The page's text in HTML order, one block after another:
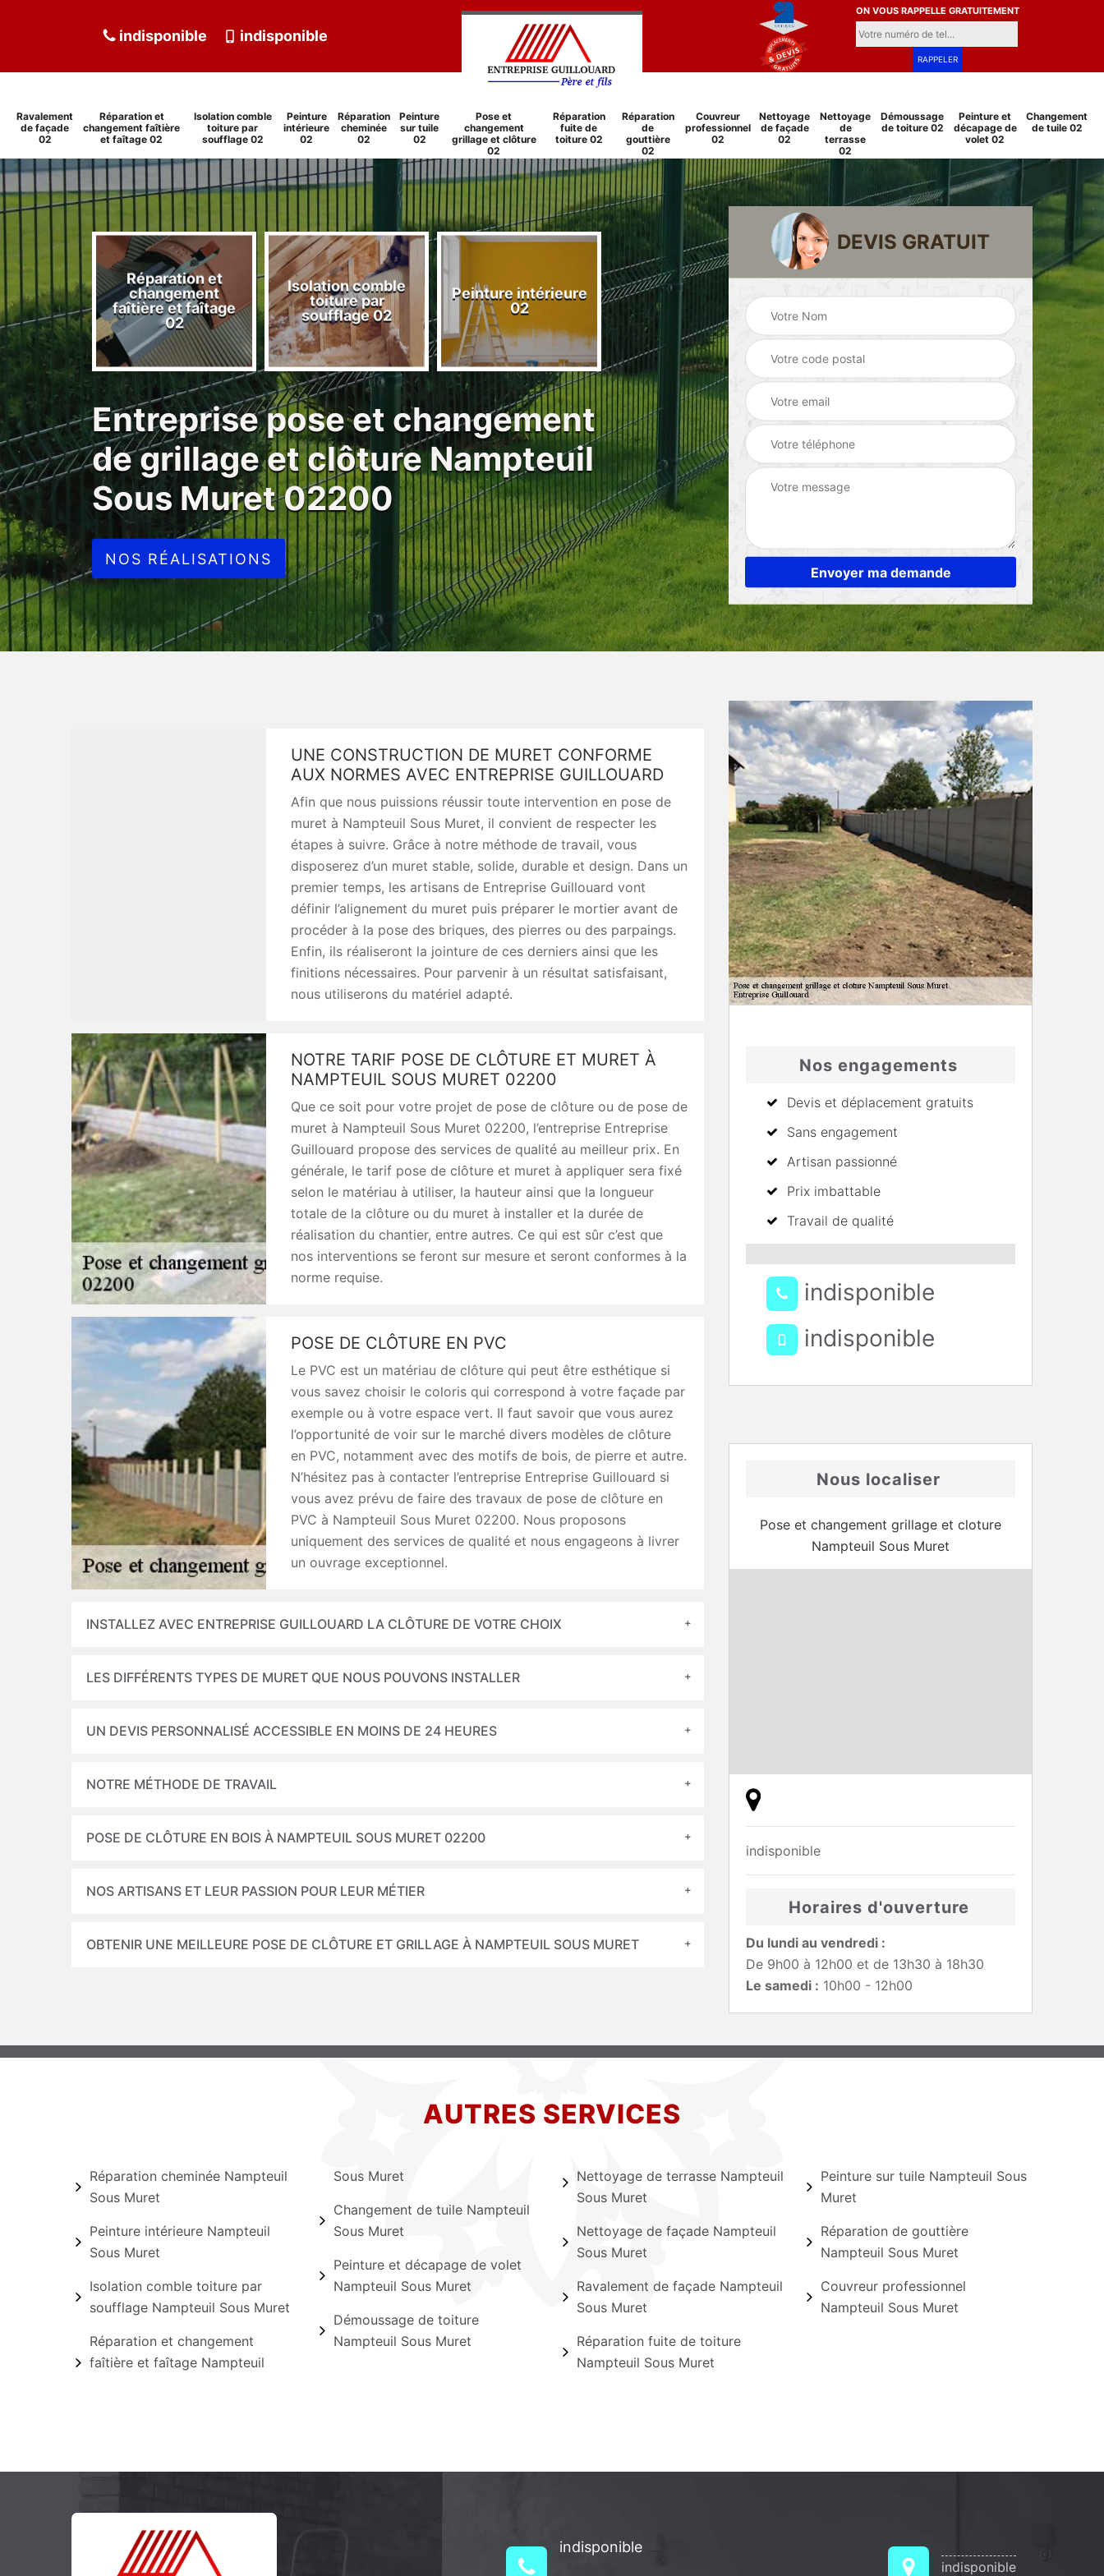
indisponible indisponible
ON VOUS RAPPELLE GRATUITEMENT
Ravalement
de façade
02
Réparation et
changement faîtière
et faîtage 02
Isolation comble
toiture par
soufflage 02
Peinture
intérieure
02
Réparation
cheminée
02
Peinture
sur tuile
02
Pose et
changement
grillage et clôture
02
Réparation
fuite de
toiture 02
Réparation
de
gouttière
02
Couvreur
professionnel
02
Nettoyage
de façade
02
Nettoyage
de
terrasse
02
Démoussage
de toiture 02
Peinture et
décapage de
volet 02
Changement
de tuile 02
de
02
Réparation et
changement
faîtière et faîtage
02
Isolation comble
toiture par
soufflage 02
Peinture intérieure
02
Réparation
cheminée 02
Peinture sur tuile
Pose et
changement
grillage et clôture
02
Entreprise pose et changement
de grillage et clôture Nampteuil
Sous Muret 02200
NOS RÉALISATIONS
DEVIS GRATUIT
UNE CONSTRUCTION DE MURET CONFORME
AUX NORMES AVEC ENTREPRISE GUILLOUARD
Afin que nous puissions réussir toute intervention en pose de
muret à Nampteuil Sous Muret, il convient de respecter les
étapes à suivre. Grâce à notre méthode de travail, vous
disposerez d’un muret stable, solide, durable et design. Dans un
premier temps, les artisans de Entreprise Guillouard vont
définir l’alignement du muret puis préparer le mortier avant de
procéder à la pose des briques, des pierres ou des parpaings.
Enfin, ils réaliseront la jointure de ces derniers ainsi que les
finitions nécessaires. Pour parvenir à un résultat satisfaisant,
nous utiliserons du matériel adapté.
NOTRE TARIF POSE DE CLÔTURE ET MURET À
NAMPTEUIL SOUS MURET 02200
Que ce soit pour votre projet de pose de clôture ou de pose de
muret à Nampteuil Sous Muret 02200, l’entreprise Entreprise
Guillouard propose des services de qualité au meilleur prix. En
générale, le tarif pose de clôture et muret à appliquer sera fixé
selon le matériau à utiliser, la hauteur ainsi que la longueur
totale de la clôture ou du muret à installer et la durée de
réalisation du chantier, entre autres. Ce qui est sûr c’est que
nos interventions se feront sur mesure et seront conformes à la
norme requise.
POSE DE CLÔTURE EN PVC
Le PVC est un matériau de clôture qui peut être esthétique si
vous savez choisir le coloris qui correspond à votre façade par
exemple ou à votre espace vert. Il faut savoir que vous aurez
l’opportunité de voir sur le marché divers modèles de clôture
en PVC, notamment avec des motifs de bois, de pierre et autre.
N’hésitez pas à contacter l’entreprise Entreprise Guillouard si
vous avez prévu de faire des travaux de pose de clôture en
PVC à Nampteuil Sous Muret 02200. Nous proposons
uniquement des services de qualité et nous engageons à livrer
un ouvrage exceptionnel.
INSTALLEZ AVEC ENTREPRISE GUILLOUARD LA CLÔTURE DE VOTRE CHOIX
LES DIFFÉRENTS TYPES DE MURET QUE NOUS POUVONS INSTALLER
UN DEVIS PERSONNALISÉ ACCESSIBLE EN MOINS DE 24 HEURES
NOTRE MÉTHODE DE TRAVAIL
POSE DE CLÔTURE EN BOIS À NAMPTEUIL SOUS MURET 02200
NOS ARTISANS ET LEUR PASSION POUR LEUR MÉTIER
OBTENIR UNE MEILLEURE POSE DE CLÔTURE ET GRILLAGE À NAMPTEUIL SOUS MURET
Nos engagements
Devis et déplacement gratuits
Sans engagement
Artisan passionné
Prix imbattable
Travail de qualité
indisponible
indisponible
Nous localiser
Pose et changement grillage et cloture
Nampteuil Sous Muret
indisponible
Horaires d'ouverture
Du lundi au vendredi :
De 9h00 à 12h00 et de 13h30 à 18h30
Le samedi : 10h00 - 12h00
AUTRES SERVICES
Réparation cheminée Nampteuil
Sous Muret
Peinture intérieure Nampteuil
Sous Muret
Isolation comble toiture par
soufflage Nampteuil Sous Muret
Réparation et changement
faîtière et faîtage Nampteuil
Sous Muret
Changement de tuile Nampteuil
Sous Muret
Peinture et décapage de volet
Nampteuil Sous Muret
Démoussage de toiture
Nampteuil Sous Muret
Nettoyage de terrasse Nampteuil
Sous Muret
Nettoyage de façade Nampteuil
Sous Muret
Ravalement de façade Nampteuil
Sous Muret
Réparation fuite de toiture
Nampteuil Sous Muret
Peinture sur tuile Nampteuil Sous
Muret
Réparation de gouttière
Nampteuil Sous Muret
Couvreur professionnel
Nampteuil Sous Muret
indisponible
indisponible